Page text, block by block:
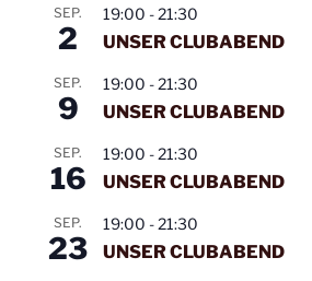
2026
Uhr
Mittwoch
18. Februar
2026
21:30
Mittwoch
25. Februar
19:30 -
SEP.
2
19:00 -21:30
UNSER CLUBABEND
SEP.
9
19:00 -21:30
UNSER CLUBABEND
SEP.
16
19:00 -21:30
UNSER CLUBABEND
SEP.
23
19:00 -21:30
UNSER CLUBABEND